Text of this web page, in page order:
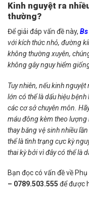
Kinh nguyệt ra
thường?
Để giải đáp vấn đề này,
với kích thức nhỏ, đường
không thường xuyên,
không gây nguy hiểm
Tuy nhiên, nếu kinh
lớn có thể là dấu hiệu
các cơ sở chuyên môn.
máu đông kèm theo lượng
thay băng vệ sinh nhiều
thể là tình trạng cực kỳ
thai kỳ bởi vì đây có thể là
Bạn đọc có vấn đề về
– 0789.503.555 để được